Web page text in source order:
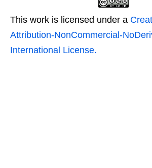
This work is licensed under a
Attribution-NonCommercial-
International License.